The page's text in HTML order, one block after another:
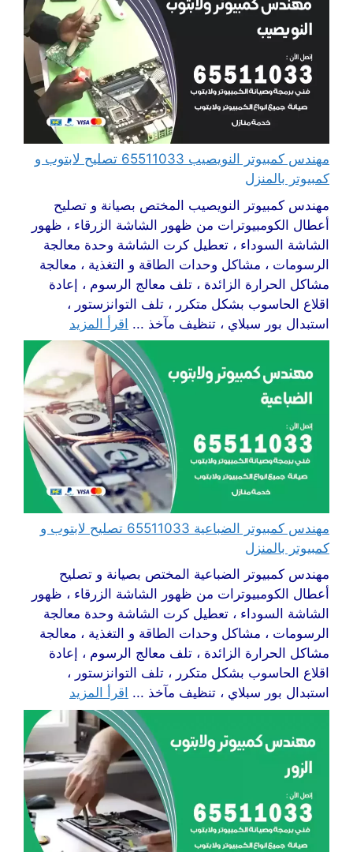
مهندس كمبيوتر النويصيب 65511033 تصليح لابتوب و
كمبيوتر بالمنزل
مهندس كمبيوتر النويصيب المختص بصيانة و تصليح
أعطال الكومبيوترات من ظهور الشاشة الزرقاء ، ظهور
الشاشة السوداء ، تعطيل كرت الشاشة وحدة معالجة
الرسومات ، مشاكل وحدات الطاقة و التغذية ، معالجة
مشاكل الحرارة الزائدة ، تلف معالج الرسوم ، إعادة
اقلاع الحاسوب بشكل متكرر ، تلف التوانزستور ،
استبدال بور سبلاي ، تنظيف مآخذ ... اقرأ المزيد
مهندس كمبيوتر الضباعية 65511033 تصليح لابتوب و
كمبيوتر بالمنزل
مهندس كمبيوتر الضباعية المختص بصيانة و تصليح
أعطال الكومبيوترات من ظهور الشاشة الزرقاء ، ظهور
الشاشة السوداء ، تعطيل كرت الشاشة وحدة معالجة
الرسومات ، مشاكل وحدات الطاقة و التغذية ، معالجة
مشاكل الحرارة الزائدة ، تلف معالج الرسوم ، إعادة
اقلاع الحاسوب بشكل متكرر ، تلف التوانزستور ،
استبدال بور سبلاي ، تنظيف مآخذ ... اقرأ المزيد